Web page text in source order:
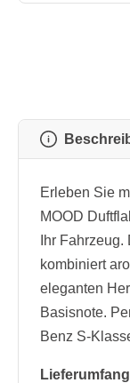
Erleben Sie
MOOD
Ihr
kombiniert
eleganten
Basisnote.
Benz S-